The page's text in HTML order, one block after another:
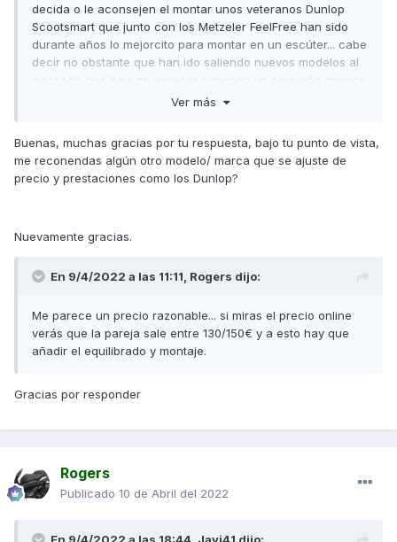
decida o le aconsejen el montar unos veteranos Dunlop
Scootsmart que junto con los Metzeler FeelFree han sido
durante años lo mejorcito para montar en un escúter... cabe
decir no obstante que han ido saliendo nuevos modelos al
mercado que bajo mi parecer suponen un pequeño avance
en comportamiento y seguridad o al menos han supuesto
Varias de las principales marcas han introducido en su
gama cubiertas mas versátiles para uso todo el año o bien
En cualquier caso insisto que la elección de los Scootsmart
mercado sin que por el momento Dunlop los haya
opciones más recomendadas por aquellos mecánicos que
se implican y orientan como es debido a sus clientes.
Ver más
Buenas, muchas gracias por tu respuesta, bajo tu punto de vista,
me reconendas algún otro modelo/ marca que se ajuste de
precio y prestaciones como los Dunlop?
Nuevamente gracias.
En 9/4/2022 a las 11:11, Rogers dijo:
Me parece un precio razonable... si miras el precio online
verás que la pareja sale entre 130/150€ y a esto hay que
añadir el equilibrado y montaje.
Gracias por responder
Rogers
Publicado 10 de Abril del 2022